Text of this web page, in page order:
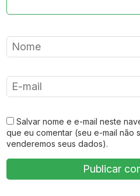
Salvar nome e e-mail neste
que eu comentar (seu e-mail não
venderemos seus dados).